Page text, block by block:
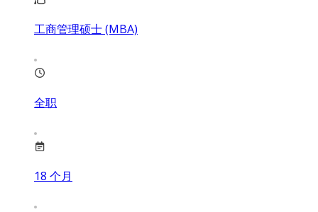
工商管理硕士 (MBA)
全职
18 个月